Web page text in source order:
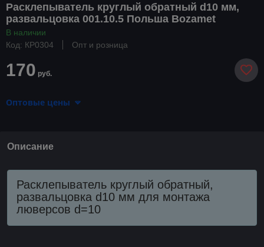
Расклепыватель круглый обратный d10 мм,
развальцовка 001.10.5 Польша Bozamet
В наличии
Код: КР0304
Опт и розница
170 руб.
Оптовые цены
Описание
Расклепыватель круглый обратный,
развальцовка d10 мм для монтажа
люверсов d=10